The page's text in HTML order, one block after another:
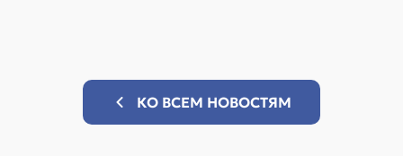
КО ВСЕМ НОВОСТЯМ